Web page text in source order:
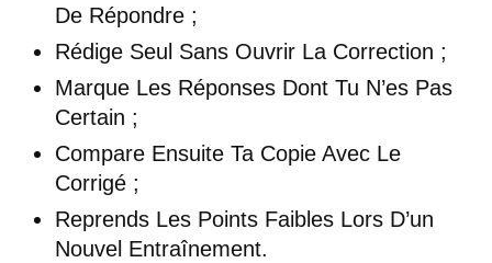
De Répondre ;
Rédige Seul Sans Ouvrir La Correction ;
Marque Les Réponses Dont Tu N’es Pas
Certain ;
Compare Ensuite Ta Copie Avec Le
Corrigé ;
Reprends Les Points Faibles Lors D’un
Nouvel Entraînement.